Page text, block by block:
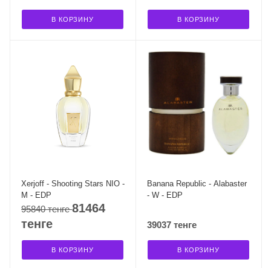
В КОРЗИНУ В КОРЗИНУ
Xerjoff - Shooting Stars NIO -
M - EDP
95840 тенге81464
тенге
В КОРЗИНУ
Banana Republic - Alabaster
- W - EDP
39037 тенге
В КОРЗИНУ